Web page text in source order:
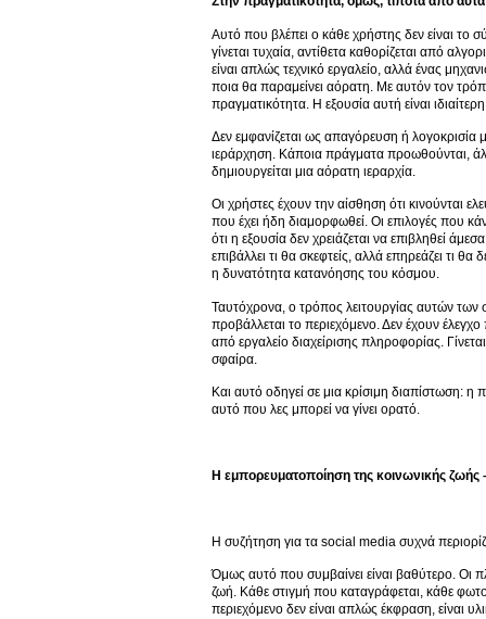
Αυτό που βλέπει ο κάθε χρήστης δεν είναι το
γίνεται τυχαία, αντίθετα καθορίζεται από
είναι απλώς τεχνικό εργαλείο, αλλά ένας
ποια θα παραμείνει αόρατη. Με αυτόν τον
πραγματικότητα. Η εξουσία αυτή είναι ιδιαίτερη
Δεν εμφανίζεται ως απαγόρευση ή λογοκρισία
ιεράρχηση. Κάποια πράγματα προωθούνται,
δημιουργείται μια αόρατη ιεραρχία.
Οι χρήστες έχουν την αίσθηση ότι κινούνται
που έχει ήδη διαμορφωθεί. Οι επιλογές που
ότι η εξουσία δεν χρειάζεται να επιβληθεί
επιβάλλει τι θα σκεφτείς, αλλά επηρεάζει τι
η δυνατότητα κατανόησης του κόσμου.
Ταυτόχρονα, ο τρόπος λειτουργίας αυτών των
προβάλλεται το περιεχόμενο. Δεν έχουν
από εργαλείο διαχείρισης πληροφορίας.
σφαίρα.
Και αυτό οδηγεί σε μια κρίσιμη διαπίστωση:
αυτό που λες μπορεί να γίνει ορατό.
Η εμπορευματοποίηση της κοινωνικής ζωής
Η συζήτηση για τα social media συχνά
Όμως αυτό που συμβαίνει είναι βαθύτερο. Οι
ζωή. Κάθε στιγμή που καταγράφεται, κάθε
περιεχόμενο δεν είναι απλώς έκφραση, είναι